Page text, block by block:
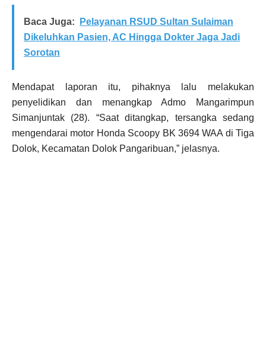
Baca Juga:
Pelayanan RSUD Sultan Sulaiman
Dikeluhkan Pasien, AC Hingga Dokter Jaga Jadi
Sorotan
Mendapat laporan itu, pihaknya lalu melakukan
penyelidikan dan menangkap Admo Mangarimpun
Simanjuntak (28). “Saat ditangkap, tersangka sedang
mengendarai motor Honda Scoopy BK 3694 WAA di Tiga
Dolok, Kecamatan Dolok Pangaribuan,” jelasnya.